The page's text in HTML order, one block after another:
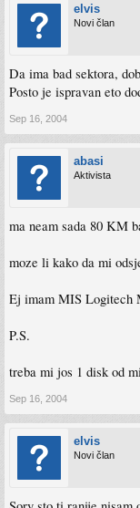
elvis
Novi član
Da ima bad sektora,
Posto je ispravan eto
Sep 16, 2004
abasi
Aktivista
ma neam sada 80 KM
moze li kako da mi
Ej imam MIS Logitech
P.S.
treba mi jos 1 disk od
Sep 16, 2004
elvis
Novi član